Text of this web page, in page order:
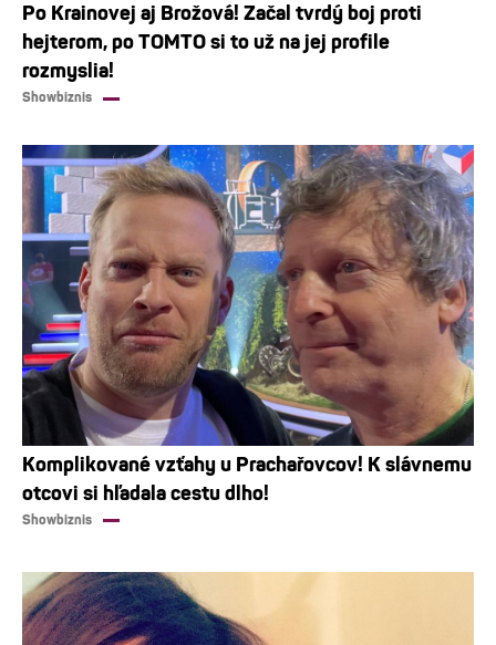
Po Krainovej aj Brožová! Začal tvrdý boj proti
hejterom, po TOMTO si to už na jej profile
rozmyslia!
Showbiznis
Komplikované vzťahy u Prachařovcov! K slávnemu
otcovi si hľadala cestu dlho!
Showbiznis